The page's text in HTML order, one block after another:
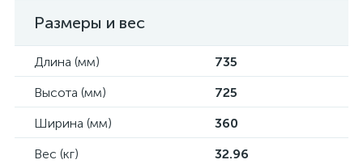
Размеры и вес
Длина (мм)
735
Высота (мм)
725
Ширина (мм)
360
Вес (кг)
32.96